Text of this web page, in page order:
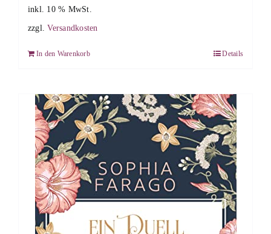
inkl. 10 % MwSt.
zzgl.Versandkosten
In den Warenkorb Details